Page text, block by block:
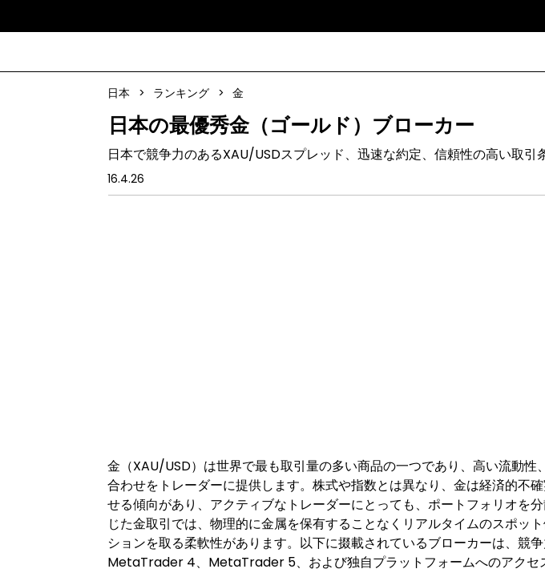
日本の最優秀金（ゴールド）ブローカー
日本で競争力のあるXAU/USDスプレッド、迅速な約定、信頼性の高い取引
日本 > ランキング > 金
16.4.26
金（XAU/USD）は世界で最も取引量の多い商品の一つであり、高い流動
合わせをトレーダーに提供します。株式や指数とは異なり、金は経済的不
せる傾向があり、アクティブなトレーダーにとっても、ポートフォリオを
じた金取引では、物理的に金属を保有することなくリアルタイムのスポッ
ションを取る柔軟性があります。以下に掇載されているブローカーは、競
MetaTrader 4、MetaTrader 5、および独自プラットフォームへのアクセ